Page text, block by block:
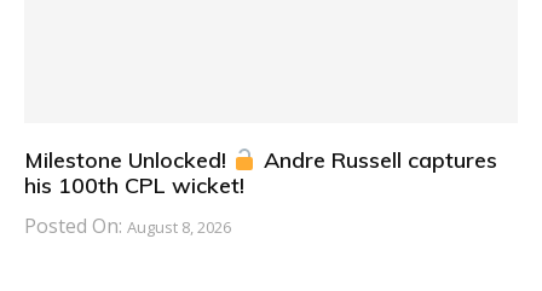
Milestone Unlocked!
Andre Russell captures
his 100th CPL wicket!
Posted On: August 8, 2026